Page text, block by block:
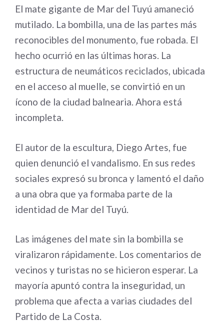
El mate gigante de Mar del Tuyú amaneció
mutilado. La bombilla, una de las partes más
reconocibles del monumento, fue robada. El
hecho ocurrió en las últimas horas. La
estructura de neumáticos reciclados, ubicada
en el acceso al muelle, se convirtió en un
ícono de la ciudad balnearia. Ahora está
incompleta.
El autor de la escultura, Diego Artes, fue
quien denunció el vandalismo. En sus redes
sociales expresó su bronca y lamentó el daño
a una obra que ya formaba parte de la
identidad de Mar del Tuyú.
Las imágenes del mate sin la bombilla se
viralizaron rápidamente. Los comentarios de
vecinos y turistas no se hicieron esperar. La
mayoría apuntó contra la inseguridad, un
problema que afecta a varias ciudades del
Partido de La Costa.